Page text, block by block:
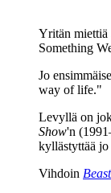
Yritän miettiä
Something
Jo
way of life."
Levyllä on
Show'n
kyllästyttää jo
Vihdoin